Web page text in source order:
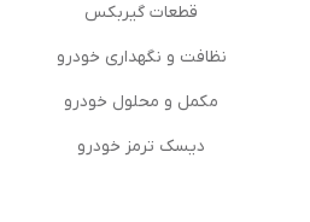
قطعات گیربکس
نظافت و نگهداری خودرو
مكمل و محلول خودرو
دیسک ترمز خودرو